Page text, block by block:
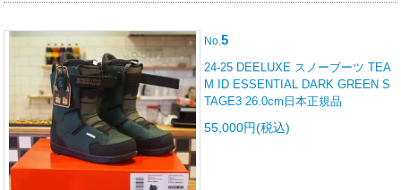
No.5
24-25 DEELUXE スノーブーツ TEA
M ID ESSENTIAL DARK GREEN S
TAGE3 26.0cm日本正規品
55,000円(税込)